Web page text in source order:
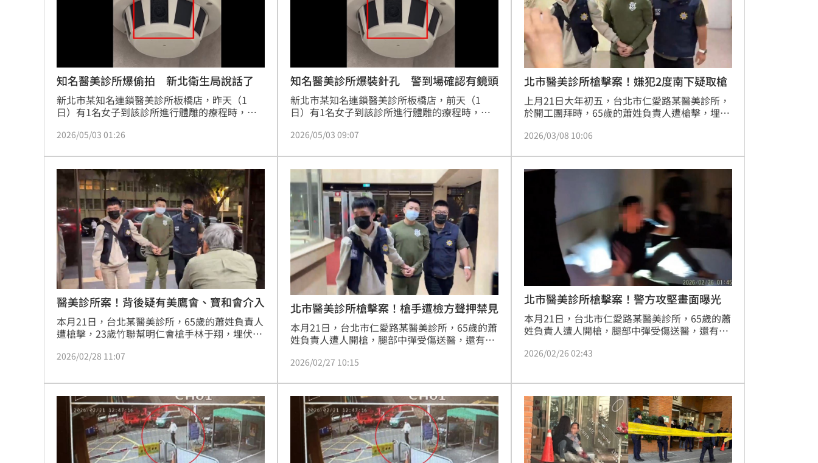
知名醫美診所爆偷拍 新北衛生局說話了
新北市某知名連鎖醫美診所板橋店，昨天（1
日）有1名女子到該診所進行體雕的療程時，發
經女子詢問在場美容師時，被告知是是煙霧偵測
個煙霧偵測器，覺得有詭，女子向轄區警方報
案，警方獲報到場確認該裝置有鏡頭，後續將函
發通知書請診所負責人到案說明。新北衛生局表
示，並未接獲陳情，已啟動相關行政調查，經查
如違規屬實，將依規開罰。
2026/05/03 01:26
知名醫美診所爆裝針孔 警到場確認有鏡頭
新北市某知名連鎖醫美診所板橋店，前天（1
日）有1名女子到該診所進行體雕的療程時，發
經女子詢問在場美容師時，被告知是煙霧偵測
個煙霧偵測器，覺得有詭，於是在療程結束後，
女子向轄區警方報案，警方獲報到場，確認該裝
置有鏡頭，但診所無人出面說明，警方將函發通
知書請診所負責人到案說明。
2026/05/03 09:07
北市醫美診所槍擊案！嫌犯2度南下疑取槍
上月21日大年初五，台北市仁愛路某醫美診所，
於開工團拜時，65歲的蕭姓負責人遭槍擊，埋伏
槍，其中1槍打中蕭男腿部，犯案後林姓槍手一
姓槍手有竹聯幫明仁會背景，落網後供稱無人指
使，但卻對犯案動機含糊不清，也未詳細交代槍
枝下落，本月7日，警方派員前往台北北投區某
河中打撈，但未尋獲，目前持續追查犯案槍枝。
2026/03/08 10:06
醫美診所案！背後疑有美鷹會、寶和會介入
本月21日，台北某醫美診所，65歲的蕭姓負責人
遭槍擊，23歲竹聯幫明仁會槍手林于翔，埋伏多
波及2名員工，警告意味濃厚。根據《自由時
紛，疑引起幕後者不滿，出資千萬代價委託「美
鷹會」介入，「美鷹會」再找來竹聯幫槍手作
案。
2026/02/28 11:07
北市醫美診所槍擊案！槍手遭檢方聲押禁見
本月21日，台北市仁愛路某醫美診所，65歲的蕭
姓負責人遭人開槍，腿部中彈受傷送醫，還有2
歷經多日，警方掌握槍手身分，為23歲的竹聯幫
民宿，將林男逮捕到案，而負責接應的同夥也先
後落網。檢方複訊之後，認為林男涉犯殺人未遂
重罪，且有逃亡之虞，向法院聲押禁見。其餘同
夥以30萬到15萬交保，均限制出境出海、實施科
技監控。
2026/02/27 10:15
北市醫美診所槍擊案！警方攻堅畫面曝光
本月21日，台北市仁愛路某醫美診所，65歲的蕭
姓負責人遭人開槍，腿部中彈受傷送醫，還有2
歷經多日，警方掌握槍手身分，為23歲的竹聯幫
林男逮捕到案，而負責接應的6名同夥也先後落
2026/02/26 02:43